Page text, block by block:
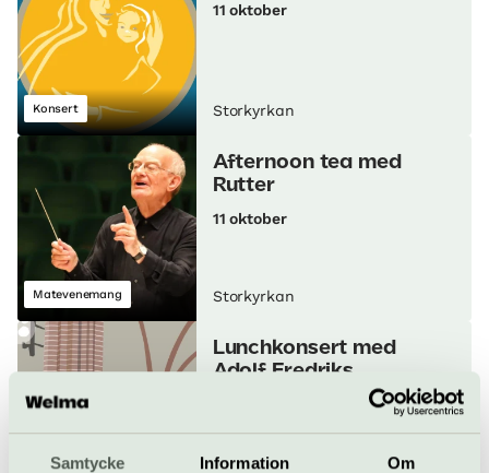
Samtycke Information Om
Konsert
11 oktober
Storkyrkan
Matevenemang
Afternoon tea med
Rutter
11 oktober
Storkyrkan
Lunchkonsert med
Adolf Fredriks